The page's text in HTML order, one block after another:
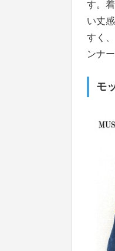
す。
い丈
すく
ンナ
モ